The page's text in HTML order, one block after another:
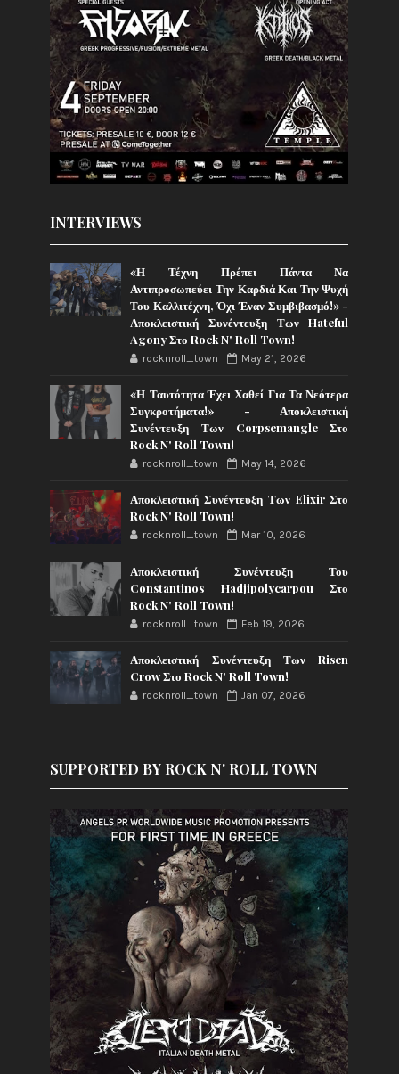
INTERVIEWS
«Η Τέχνη Πρέπει Πάντα Να
Αντιπροσωπεύει Την Καρδιά Και Την Ψυχή
Του Καλλιτέχνη, Όχι Έναν Συμβιβασμό!» -
Αποκλειστική Συνέντευξη Των Hateful
Agony Στο Rock N' Roll Town!
rocknroll_town May 21, 2026
«Η Ταυτότητα Έχει Χαθεί Για Τα Νεότερα
Συγκροτήματα!» - Αποκλειστική
Συνέντευξη Των Corpsemangle Στο
Rock N' Roll Town!
rocknroll_town May 14, 2026
Αποκλειστική Συνέντευξη Των Elixir Στο
Rock N' Roll Town!
rocknroll_town Mar 10, 2026
Αποκλειστική Συνέντευξη Του
Constantinos Hadjipolycarpou Στο
Rock N' Roll Town!
rocknroll_town Feb 19, 2026
Αποκλειστική Συνέντευξη Των Risen
Crow Στο Rock N' Roll Town!
rocknroll_town Jan 07, 2026
SUPPORTED BY ROCK N' ROLL TOWN